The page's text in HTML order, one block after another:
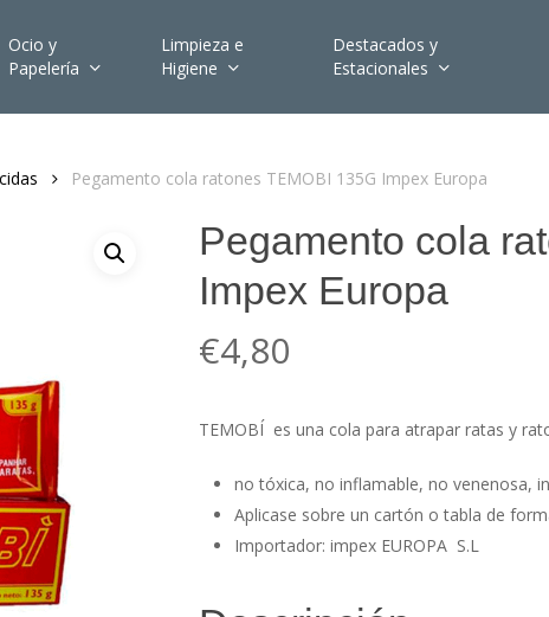
Ocio y
Papelería
Limpieza e
Higiene
Destacados y
Estacionales
Pegamento cola ratones TEMOBI 135G Impex Europa
Pegamento cola
Impex Europa
€4,80
TEMOBÍ es una cola para atrapar ratas y
no tóxica, no inflamable, no venenosa,
Aplicase sobre un cartón o tabla de
Importador: impex EUROPA S.L